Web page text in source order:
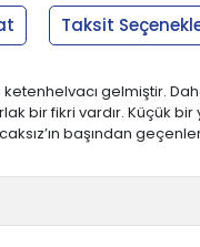
Taksit
ketenhelvacı
bir fikri vardır. Küçük
başından